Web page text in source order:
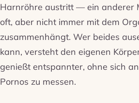
Harnröhre austritt — ein anderer
oft, aber nicht immer mit dem
zusammenhängt. Wer beides
kann, versteht den eigenen
genießt entspannter, ohne sich
Pornos zu messen.